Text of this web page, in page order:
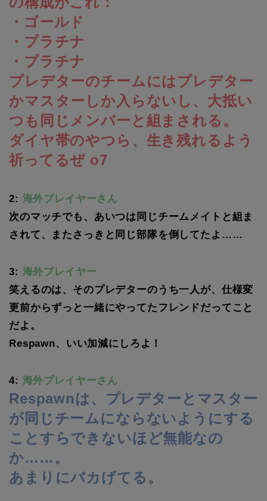
・ゴールド
・プラチナ
・プラチナ
プレデターのチームにはプレデター
かマスターしか入らないし、大抵い
つも同じメンバーと組まされる。
ダイヤ帯のやつら、生き残れるよう
祈ってるぜ o7
2: 海外プレイヤーさん
次のマッチでも、あいつは同じチームメイトと組ま
されて、またさっきと同じ部隊を倒してたよ……
3: 海外プレイヤー
笑えるのは、そのプレデターのうち一人が、仕様変
更前からずっと一緒にやってたフレンドだってこと
だよ。
Respawn、いい加減にしろよ！
4: 海外プレイヤーさん
Respawnは、プレデターとマスター
が同じチームにならないようにする
ことすらできないほど無能なの
か……。
あまりにバカげてる。